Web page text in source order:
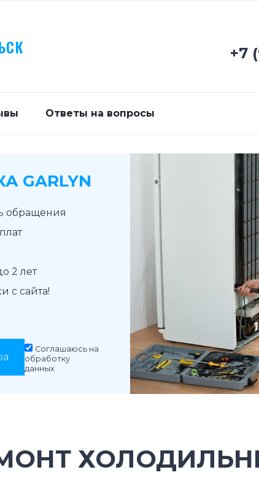
+7
Ответы на вопросы
GARLYN
обращения
2 лет
с сайта!
Соглашаюсь на
обработку
данных